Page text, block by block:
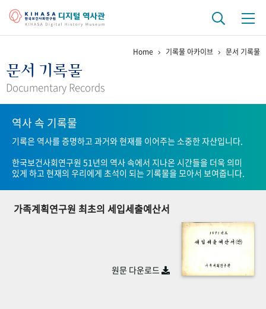
걸어온 길 기관 변천사
연구 역사
정책과 연구 키워드로 보는 연구 역사
연구자들
기록물 아카이브
사진 아카이브 문서 기록물 행정박물
숫자로 보는 50년 50+1주년 광장
Home 기록물 아카이브 문서 기록물
문서 기록물
Documentary Records
역사 속 기록물
기록은 역사를 증명하고 과거와 현재를 이어주는 소중한 자산입니다.
한국보건사회연구원 51년의 역사 속에서 지나온 시간들을 더욱 의미
있게 하고 현재의 우리에게 초석이 되는 기록물을 모아서 보여줍니다.
가족계획연구원 최초의 세입세출예산서
원문 다운로드